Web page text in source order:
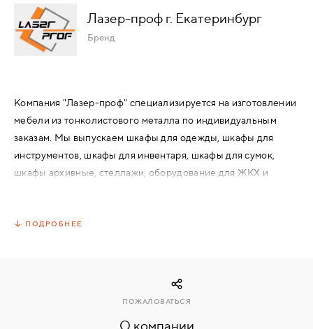
АКСЕССУАРЫ
КОМПЛЕКТУЮЩИЕ
И
"УМНЫЙ
ДОМ"
КОМПАНИИ
Лазер-проф г. Екатеринбург
Бренд
Компания "Лазер-проф" специализируется на изготовлении
мебели из тонколистового металла по индивидуальным
заказам. Мы выпускаем шкафы для одежды, шкафы для
инструментов, шкафы для инвентаря, шкафы для сумок,
шкафы архивные, стеллажи, оборудование для ЖКХ и
Мы осуществляем полный цикл производства, от получения
ПОДРОБНЕЕ
ПОЖАЛОВАТЬСЯ